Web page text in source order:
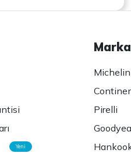
Yeni
Michelin
Pirelli